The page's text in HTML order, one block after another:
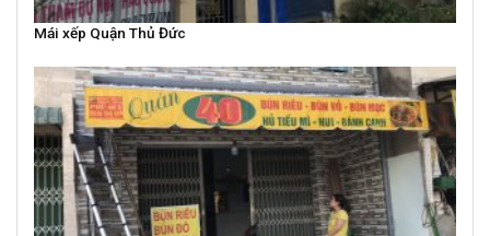
Mái xếp Quận Thủ Đức